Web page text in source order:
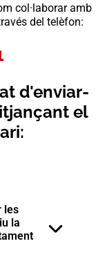
col·laborar amb
del telèfon:
d'enviar-
el